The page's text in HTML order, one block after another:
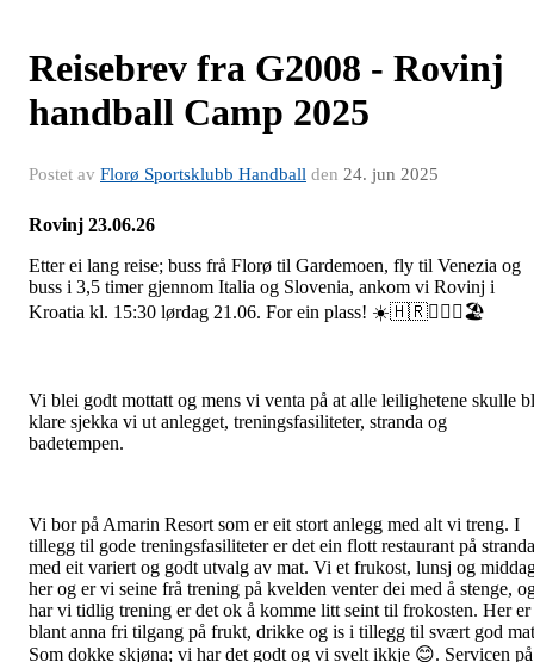
Reisebrev fra G2008 - Rovinj
handball Camp 2025
Postet av Florø Sportsklubb Handball den 24. jun 2025
Rovinj 23.06.26
Etter ei lang reise; buss frå Florø til Gardemoen, fly til Venezia og
buss i 3,5 timer gjennom Italia og Slovenia, ankom vi Rovinj i
Kroatia kl. 15:30 lørdag 21.06. For ein plass! ☀️🇭🇷🤾🏻‍♂️🏖️
Vi blei godt mottatt og mens vi venta på at alle leilighetene skulle
klare sjekka vi ut anlegget, treningsfasiliteter, stranda og
badetempen.
Vi bor på Amarin Resort som er eit stort anlegg med alt vi treng. I
tillegg til gode treningsfasiliteter er det ein flott restaurant på stranda
med eit variert og godt utvalg av mat. Vi et frukost, lunsj og
her og er vi seine frå trening på kvelden venter dei med å stenge,
har vi tidlig trening er det ok å komme litt seint til frokosten. Her er
blant anna fri tilgang på frukt, drikke og is i tillegg til svært god
Som dokke skjøna; vi har det godt og vi svelt ikkje 😊. Servicen på